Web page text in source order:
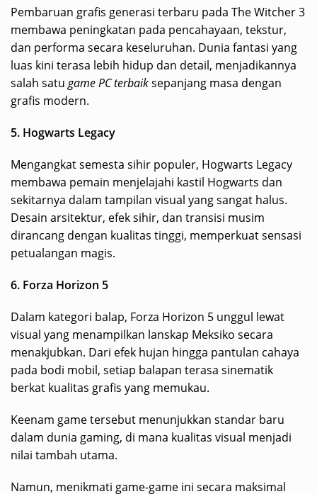
Pembaruan grafis generasi terbaru pada The Witcher 3
membawa peningkatan pada pencahayaan, tekstur,
dan performa secara keseluruhan. Dunia fantasi yang
luas kini terasa lebih hidup dan detail, menjadikannya
salah satu game PC terbaiksepanjang masa dengan
grafis modern.
5. Hogwarts Legacy
Mengangkat semesta sihir populer, Hogwarts Legacy
membawa pemain menjelajahi kastil Hogwarts dan
sekitarnya dalam tampilan visual yang sangat halus.
Desain arsitektur, efek sihir, dan transisi musim
dirancang dengan kualitas tinggi, memperkuat sensasi
petualangan magis.
6. Forza Horizon 5
Dalam kategori balap, Forza Horizon 5 unggul lewat
visual yang menampilkan lanskap Meksiko secara
menakjubkan. Dari efek hujan hingga pantulan cahaya
pada bodi mobil, setiap balapan terasa sinematik
berkat kualitas grafis yang memukau.
Keenam game tersebut menunjukkan standar baru
dalam dunia gaming, di mana kualitas visual menjadi
nilai tambah utama.
Namun, menikmati game-game ini secara maksimal